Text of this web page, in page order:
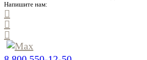
Напишите нам: